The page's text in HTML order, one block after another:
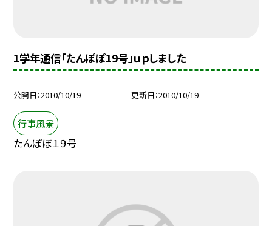
1学年通信「たんぽぽ19号」ｕｐしました
公開日 2010/10/19 更新日 2010/10/19
行事風景
たんぽぽ１９号